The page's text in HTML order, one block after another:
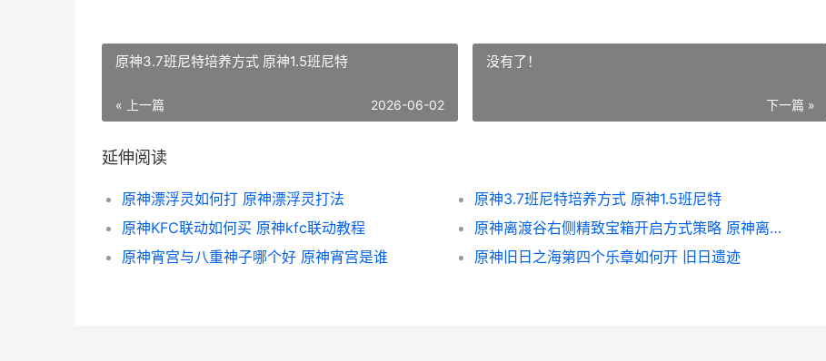
原神3.7班尼特培养方式 原神1.5班尼特
« 上一篇 2026-06-02
没有了！
下一篇 »
延伸阅读
原神漂浮灵如何打 原神漂浮灵打法
原神3.7班尼特培养方式 原神1.5班尼特
原神KFC联动如何买 原神kfc联动教程
原神离渡谷右侧精致宝箱开启方式策略 原神离岛那里怎么过
原神宵宫与八重神子哪个好 原神宵宫是谁
原神旧日之海第四个乐章如何开 旧日遗迹